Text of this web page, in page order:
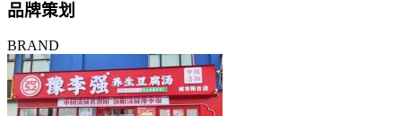
品牌策划
BRAND